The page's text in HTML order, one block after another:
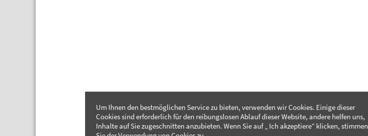
Um Ihnen den bestmöglichen Service zu bieten, verwenden wir Cookies. Einige dieser
Cookies sind erforderlich für den reibungslosen Ablauf dieser Website, andere helfen uns,
Inhalte auf Sie zugeschnitten anzubieten. Wenn Sie auf „ Ich akzeptiere“ klicken, stimmen